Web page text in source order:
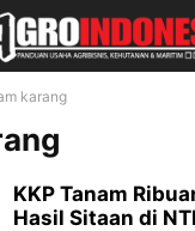
karang
KKP Tanam
Hasil Sitaan di